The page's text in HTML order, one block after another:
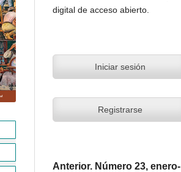
digital de acceso abierto.
Iniciar sesión
Registrarse
Anterior. Número 23, enero-